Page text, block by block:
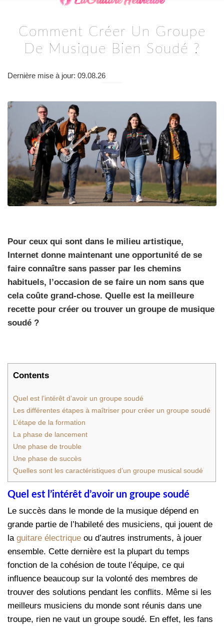
Comment Créer Un Groupe
De Musique Bien Soudé ?
Dernière mise à jour: 09.08.26
Pour ceux qui sont dans le milieu artistique,
Internet donne maintenant une opportunité de se
faire connaître sans passer par les chemins
habituels, l’occasion de se faire un nom sans que
cela coûte grand-chose. Quelle est la meilleure
recette pour créer ou trouver un groupe de musique
soudé ?
Contents
Quel est l’intérêt d’avoir un groupe soudé
Les différentes étapes à maîtriser pour créer un groupe soudé
L’étape de la formation
La phase de lancement
Une phase de trouble
Une phase de succès
Quelles sont les caractéristiques d’un groupe musical soudé
Quel est l’intérêt d’avoir un groupe soudé
Le succès dans le monde de la musique dépend en
grande partie de l’habileté des musiciens, qui jouent de
la guitare électrique ou d’autres instruments, à jouer
ensemble. Cette dernière est la plupart du temps
fonction de la cohésion de toute l’équipe, ce qui
influence beaucoup sur la volonté des membres de
trouver des solutions pendant les conflits. Même si les
meilleurs musiciens du monde sont réunis dans une
troupe, rien ne vaut un groupe soudé. En effet, les fans